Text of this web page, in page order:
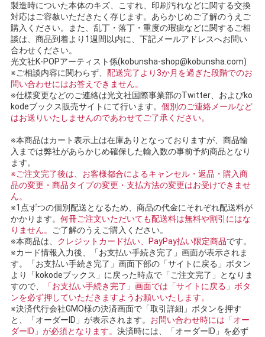
製造時についた本体のキズ、こすれ、印刷汚れなどに関する交換
対応はご容赦いただきたく存じます。あらかじめご了解のうえご
購入ください。また、乱丁・落丁・重度の瑕疵などに関するご相
談は、商品到着より1週間以内に、下記メールアドレスへお問い
合わせください。
光文社K-POPアーティスト係(kobunsha-shop@kobunsha.com)
※ご相談内容に関わらず、 配送完了より3か月を過ぎた段階でのお
問い合わせにはお答えできません。
※仕様変更などのご連絡は光文社国際事業部のTwitter、およびko
kodeブックス販売サイトにて行います。 個別のご連絡メールなど
はお送りいたしませんのであわせてご了承ください。
※本商品はカート表示上は在庫ありとなっておりますが、商品輸
入までは弊社があらかじめ確保した輸入数の事前予約商品となり
ます。
※ご注文完了後は、お客様都合によるキャンセル・返品・購入商
品の変更・商品タイプの変更・支払方法の変更はお受けできませ
ん。
※1点ずつの個別配送となるため、商品の代金にそれぞれ配送料が
かかります。 何冊ご注文いただいても配送料は無料や割引にはな
りません。
ご了解のうえご購入ください。
※本商品は、 クレジットカード払い、PayPay払い限定商品です。
※カード情報入力後、「お支払い手続き完了」画面が表示されま
す。「お支払い手続き完了」画面下部の「サイトに戻る」ボタン
より「kokodeブックス」に戻った時点で「ご注文完了」となりま
すので、
「お支払い手続き完了」画面では「サイトに戻る」ボタ
ンを必ず押していただきますようお願いいたします。
※決済代行会社GMO様の決済画面で「取引詳細」ボタンを押す
と、「オーダーID」が表示されます。 お問い合わせ時には「オー
ダーID」が必須となります。 決済時には、「オーダーID」を必ず